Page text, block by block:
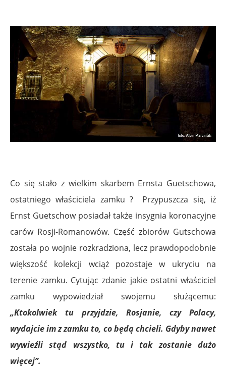
Co się stało z wielkim skarbem Ernsta Guetschowa,
ostatniego właściciela zamku ? Przypuszcza się, iż
Ernst Guetschow posiadał także insygnia koronacyjne
carów Rosji-Romanowów. Część zbiorów Gutschowa
została po wojnie rozkradziona, lecz prawdopodobnie
większość kolekcji wciąż pozostaje w ukryciu na
terenie zamku. Cytując zdanie jakie ostatni właściciel
zamku wypowiedział swojemu służącemu:
„Ktokolwiek tu przyjdzie, Rosjanie, czy Polacy,
wydajcie im z zamku to, co będą chcieli. Gdyby nawet
wywieźli stąd wszystko, tu i tak zostanie dużo
więcej”.